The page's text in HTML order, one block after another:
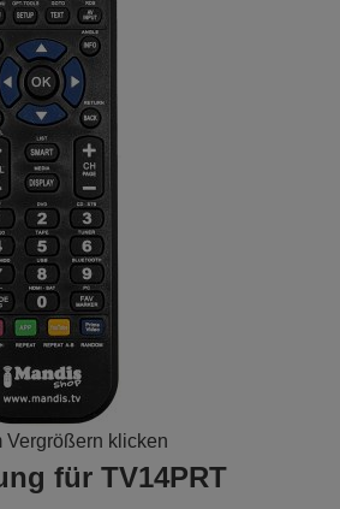
Vergrößern klicken
für TV14PRT